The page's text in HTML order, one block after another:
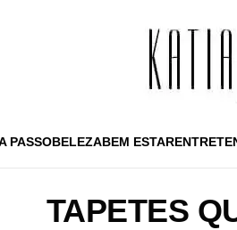
PASSOBELEZABEM ESTAR
TAPETES